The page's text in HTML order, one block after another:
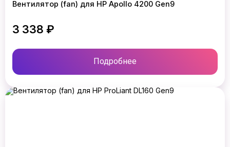
Вентилятор (fan) для HP Apollo 4200 Gen9
3 338 ₽
Подробнее